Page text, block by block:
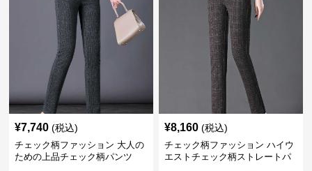
¥7,740 (税込)
チェック柄ファッション 大人の
ための上品チェック柄パンツ
¥8,160 (税込)
チェック柄ファッション ハイウ
エストチェック柄ストレートパ